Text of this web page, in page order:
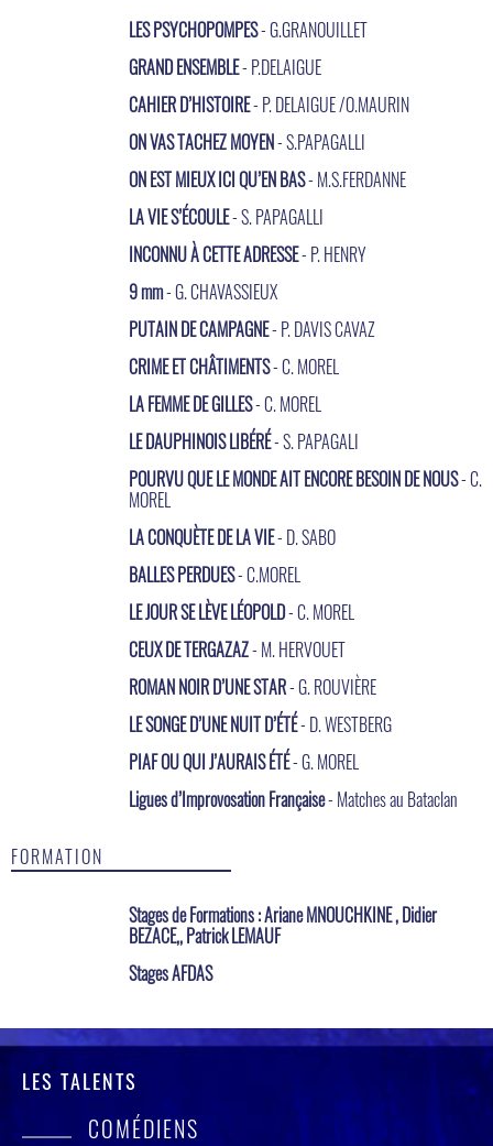
LES PSYCHOPOMPES- G.GRANOUILLET
GRAND ENSEMBLE- P.DELAIGUE
CAHIER D’HISTOIRE- P. DELAIGUE /O.MAURIN
ON VAS TACHEZ MOYEN- S.PAPAGALLI
ON EST MIEUX ICI QU’EN BAS- M.S.FERDANNE
LA VIE S’ÉCOULE- S. PAPAGALLI
INCONNU À CETTE ADRESSE- P. HENRY
9 mm- G. CHAVASSIEUX
PUTAIN DE CAMPAGNE- P. DAVIS CAVAZ
CRIME ET CHÂTIMENTS- C. MOREL
LA FEMME DE GILLES- C. MOREL
LE DAUPHINOIS LIBÉRÉ- S. PAPAGALI
POURVU QUE LE MONDE AIT ENCORE BESOIN DE NOUS- C.
MOREL
LA CONQUÈTE DE LA VIE- D. SABO
BALLES PERDUES- C.MOREL
LE JOUR SE LÈVE LÉOPOLD- C. MOREL
CEUX DE TERGAZAZ- M. HERVOUET
ROMAN NOIR D’UNE STAR- G. ROUVIÈRE
LE SONGE D’UNE NUIT D’ÉTÉ- D. WESTBERG
PIAF OU QUI J’AURAIS ÉTÉ- G. MOREL
Ligues d’Improvosation Française- Matches au Bataclan
FORMATION
Stages de Formations : Ariane MNOUCHKINE , Didier
BEZACE,, Patrick LEMAUF
Stages AFDAS
LES TALENTS
COMÉDIENS